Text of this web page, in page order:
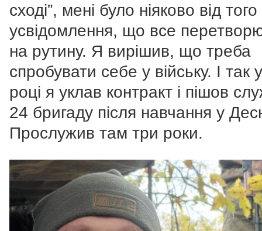
сході”, мені було ніяково від того
усвідомлення, що все
на рутину. Я вирішив, що треба
спробувати себе у війську. І так
році я уклав контракт і пішов
24 бригаду після навчання у
Прослужив там три роки.